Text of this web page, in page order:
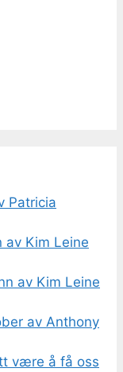
Patricia
av Kim Leine
av Kim Leine
av Anthony
være å få oss